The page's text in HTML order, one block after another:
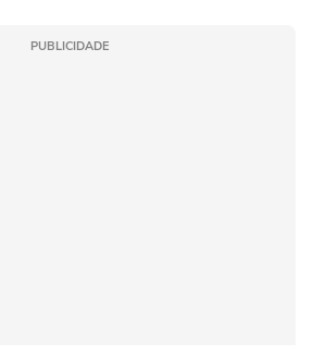
PUBLICIDADE